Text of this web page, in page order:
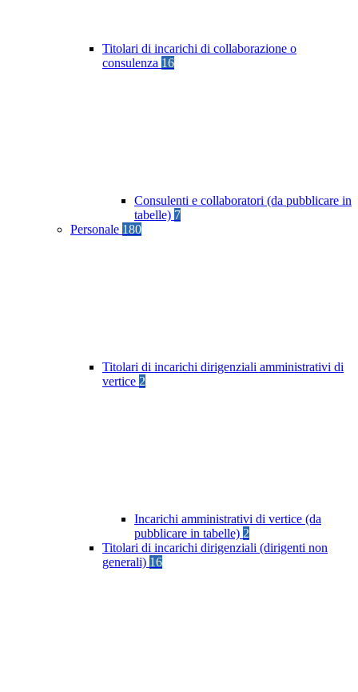
Titolari di incarichi di collaborazione o
consulenza 16
Consulenti e collaboratori (da pubblicare in
tabelle) 7
Personale 180
Titolari di incarichi dirigenziali amministrativi di
vertice 2
Incarichi amministrativi di vertice (da
pubblicare in tabelle) 2
Titolari di incarichi dirigenziali (dirigenti non
generali) 16